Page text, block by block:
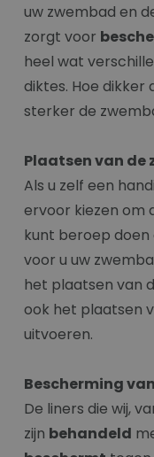
uw zwembad en
zorgt voor
heel wat
diktes. Hoe dikker
sterker de
Plaatsen van de
Als u zelf een
ervoor kiezen om
kunt beroep
voor u uw
het plaatsen van
ook het plaatsen
uitvoeren.
Bescherming
De liners die wij,
zijn behandeld